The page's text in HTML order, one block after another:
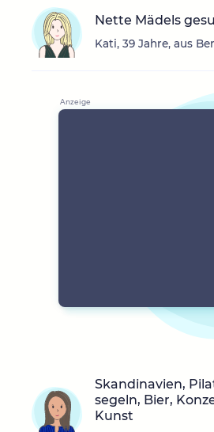
Nette Mädels
Kati, 39 Jahre, aus
Skandinavien,
segeln, Bier,
Kunst